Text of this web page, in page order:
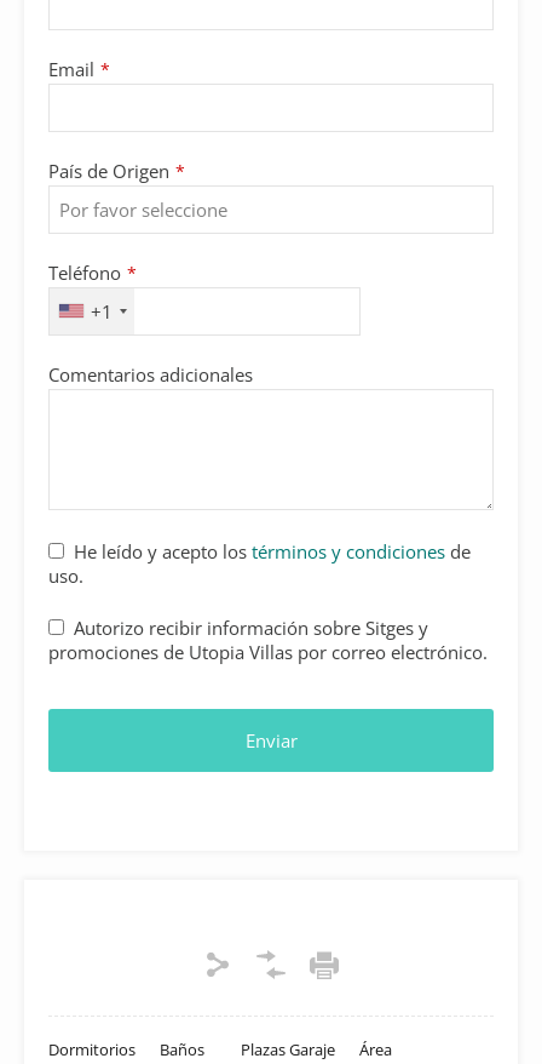
Dormitorios Baños Plazas Garaje Área
Email *
País de Origen *
Teléfono *
+1
Comentarios adicionales
He leído y acepto los términos y condiciones de
uso.
Autorizo recibir información sobre Sitges y
promociones de Utopia Villas por correo electrónico.
Enviar